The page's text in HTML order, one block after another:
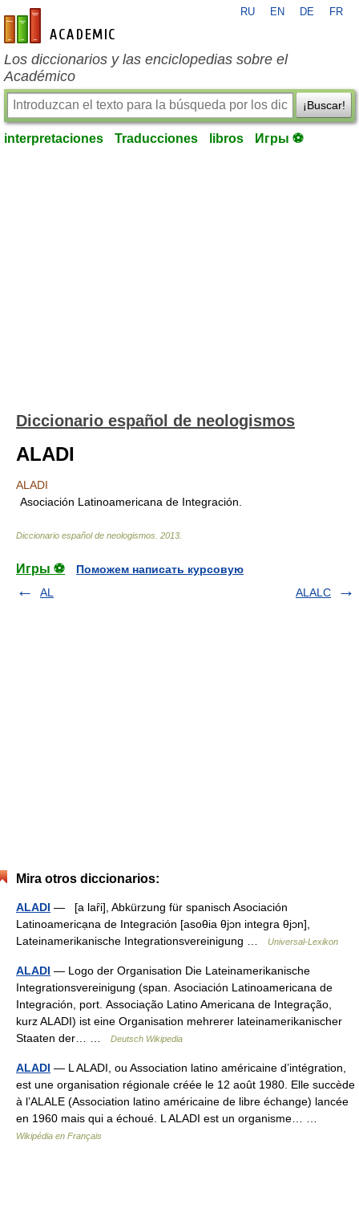
es-academic.com
RU EN DE FR
Los diccionarios y las enciclopedias sobre el
Académico
¡Buscar!
interpretaciones Traducciones libros Игры ⚽
Diccionario español de neologismos
ALADI
ALADI
Asociación Latinoamericana de Integración.
Diccionario español de neologismos 2013
Игры ⚽
Поможем написать курсовую
AL
ALALC
Mira otros diccionarios:
ALADI — [a laȓi], Abkürzung für spanisch Asociación
Latinoamericạna de Integración [asoθia θjɔn integra θjɔn],
Lateinamerikanische Integrationsvereinigung …
Universal-Lexikon
ALADI — Logo der Organisation Die Lateinamerikanische
Integrationsvereinigung (span. Asociación Latinoamericana de
Integración, port. Associação Latino Americana de Integração,
kurz ALADI) ist eine Organisation mehrerer lateinamerikanischer
Staaten der… …
Deutsch Wikipedia
ALADI — L ALADI, ou Association latino américaine d’intégration,
est une organisation régionale créée le 12 août 1980. Elle succède
à l’ALALE (Association latino américaine de libre échange) lancée
en 1960 mais qui a échoué. L ALADI est un organisme… …
Wikipédia en Français